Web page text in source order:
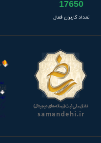
17650
تعداد کاربران فعال